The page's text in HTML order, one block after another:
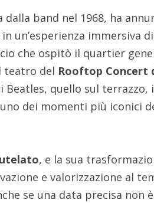
band nel 1968, ha
in un’esperienza immersiva
che ospitò il quartier
teatro del Rooftop Concert
Beatles, quello sul
dei momenti più iconici
, e la sua
e valorizzazione al
se una data precisa non